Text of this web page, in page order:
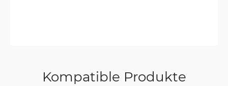
Kompatible Produkte